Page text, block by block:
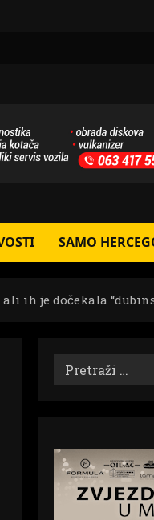
SAMO
ih je dočekala
Pretraži: